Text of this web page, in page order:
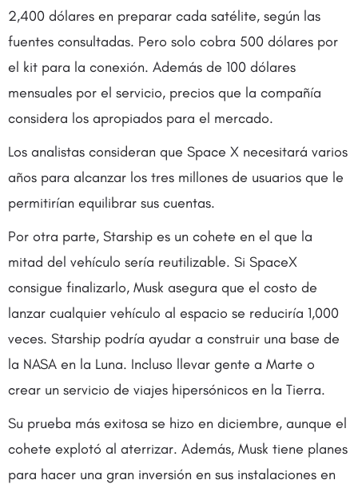
2,400 dólares en preparar cada satélite, según las
fuentes consultadas. Pero solo cobra 500 dólares por
el kit para la conexión. Además de 100 dólares
mensuales por el servicio, precios que la compañía
considera los apropiados para el mercado.
Los analistas consideran que Space X necesitará varios
años para alcanzar los tres millones de usuarios que le
permitirían equilibrar sus cuentas.
Por otra parte, Starship es un cohete en el que la
mitad del vehículo sería reutilizable. Si SpaceX
consigue finalizarlo, Musk asegura que el costo de
lanzar cualquier vehículo al espacio se reduciría 1,000
veces. Starship podría ayudar a construir una base de
la NASA en la Luna. Incluso llevar gente a Marte o
crear un servicio de viajes hipersónicos en la Tierra.
Su prueba más exitosa se hizo en diciembre, aunque el
cohete explotó al aterrizar. Además, Musk tiene planes
para hacer una gran inversión en sus instalaciones en